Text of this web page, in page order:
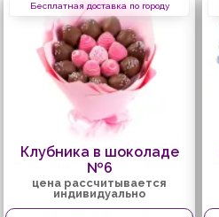
Бесплатная доставка по городу
Клубника в шоколаде
№6
цена рассчитывается
индивидуально